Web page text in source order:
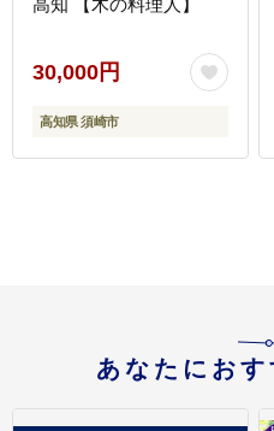
高知 【木の料理人】
30,000円
高知県 須崎市
あなたにお